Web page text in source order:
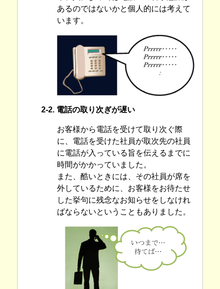
あるのではないかと個人的には考えて
います。
2-2. 電話の取り次ぎが遅い
お客様から電話を受けて取り次ぐ際
に、電話を受けた社員が取次先の社員
に電話が入っている旨を伝えるまでに
時間がかかっていました。
また、酷いときには、その社員が席を
外しているために、お客様をお待たせ
した挙句に残念なお知らせをしなけれ
ばならないということもありました。